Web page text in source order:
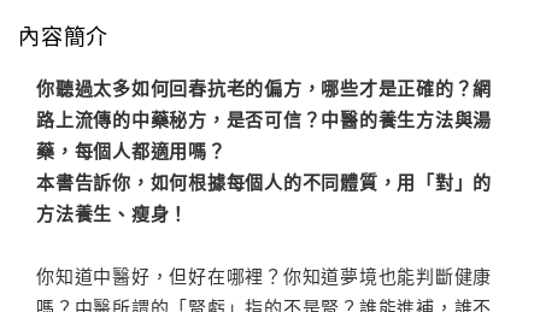
內容簡介
你聽過太多如何回春抗老的偏方，哪些才是正確的？網
路上流傳的中藥秘方，是否可信？中醫的養生方法與湯
藥，每個人都適用嗎？
本書告訴你，如何根據每個人的不同體質，用「對」的
方法養生、瘦身！
你知道中醫好，但好在哪裡？你知道夢境也能判斷健康
嗎？中醫所謂的「腎虧」指的不是腎？誰能進補，誰不